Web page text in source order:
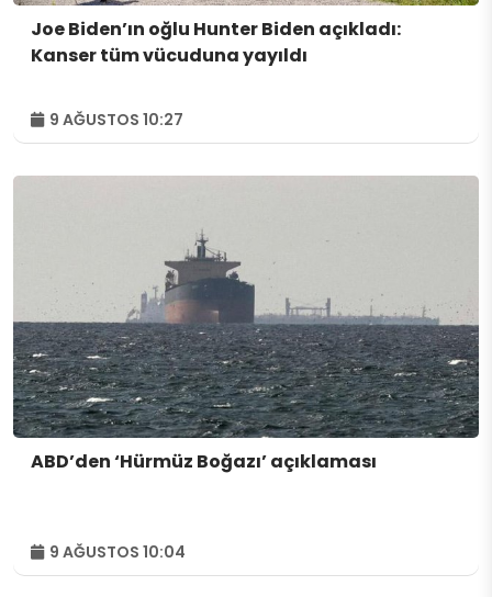
Joe Biden’ın oğlu Hunter Biden açıkladı:
Kanser tüm vücuduna yayıldı
9 AĞUSTOS 10:27
ABD’den ‘Hürmüz Boğazı’ açıklaması
9 AĞUSTOS 10:04